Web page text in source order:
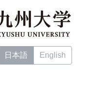
日本語 English